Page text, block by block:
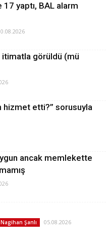
17 yaptı, BAL alarm
itimatla görüldü (mü
hizmet etti?” sorusuyla
ancak memlekette
Şanlı 05.08.2026